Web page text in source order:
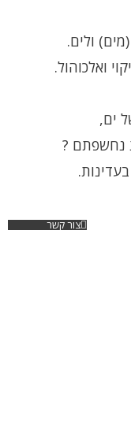
ולים.
ואלכוהול.
ים,
נחשפתם ?
צור קשר